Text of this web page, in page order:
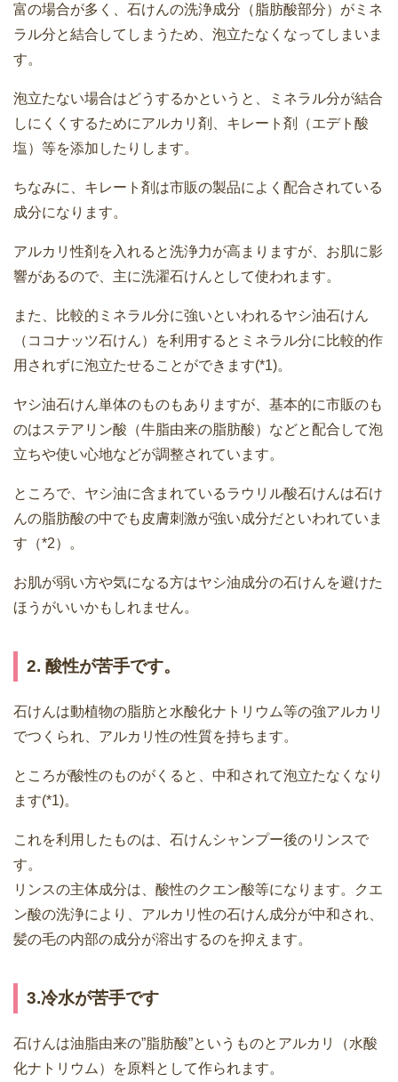
富の場合が多く、石けんの洗浄成分（脂肪酸部分）がミネ
ラル分と結合してしまうため、泡立たなくなってしまいま
す。
泡立たない場合はどうするかというと、ミネラル分が結合
しにくくするためにアルカリ剤、キレート剤（エデト酸
塩）等を添加したりします。
ちなみに、キレート剤は市販の製品によく配合されている
成分になります。
アルカリ性剤を入れると洗浄力が高まりますが、お肌に影
響があるので、主に洗濯石けんとして使われます。
また、比較的ミネラル分に強いといわれるヤシ油石けん
（ココナッツ石けん）を利用するとミネラル分に比較的作
用されずに泡立たせることができます(*1)。
ヤシ油石けん単体のものもありますが、基本的に市販のも
のはステアリン酸（牛脂由来の脂肪酸）などと配合して泡
立ちや使い心地などが調整されています。
ところで、ヤシ油に含まれているラウリル酸石けんは石け
んの脂肪酸の中でも皮膚刺激が強い成分だといわれていま
す（*2）。
お肌が弱い方や気になる方はヤシ油成分の石けんを避けた
ほうがいいかもしれません。
2. 酸性が苦手です。
石けんは動植物の脂肪と水酸化ナトリウム等の強アルカリ
でつくられ、アルカリ性の性質を持ちます。
ところが酸性のものがくると、中和されて泡立たなくなり
ます(*1)。
これを利用したものは、石けんシャンプー後のリンスで
す。
リンスの主体成分は、酸性のクエン酸等になります。クエ
ン酸の洗浄により、アルカリ性の石けん成分が中和され、
髪の毛の内部の成分が溶出するのを抑えます。
3.冷水が苦手です
石けんは油脂由来の”脂肪酸”というものとアルカリ（水酸
化ナトリウム）を原料として作られます。